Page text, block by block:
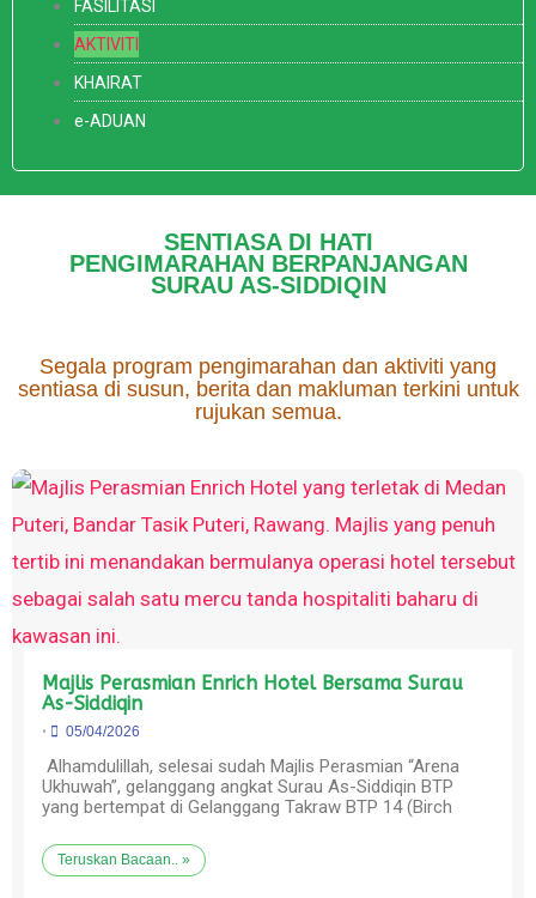
FASILITASI
AKTIVITI
KHAIRAT
e-ADUAN
SENTIASA DI HATI
PENGIMARAHAN BERPANJANGAN
SURAU AS-SIDDIQIN
Segala program pengimarahan dan aktiviti yang
sentiasa di susun, berita dan makluman terkini untuk
rujukan semua.
Majlis Perasmian Enrich Hotel Bersama Surau
As-Siddiqin
• 05/04/2026
Alhamdulillah, selesai sudah Majlis Perasmian “Arena
Ukhuwah”, gelanggang angkat Surau As-Siddiqin BTP
yang bertempat di Gelanggang Takraw BTP 14 (Birch
Teruskan Bacaan.. »